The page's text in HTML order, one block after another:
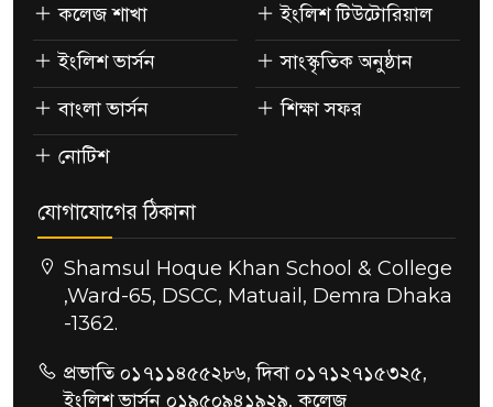
কলেজ শাখা
ইংলিশ ভার্সন
বাংলা ভার্সন
নোটিশ
ইংলিশ টিউটোরিয়াল
সাংস্কৃতিক অনুষ্ঠান
শিক্ষা সফর
যোগাযোগের ঠিকানা
Shamsul Hoque Khan School & College
,Ward-65, DSCC, Matuail, Demra Dhaka
-1362.
প্রভাতি ০১৭১১৪৫৫২৮৬, দিবা ০১৭১২৭১৫৩২৫,
ইংলিশ ভার্সন ০১৯৫০৯৪১৯২৯, কলেজ